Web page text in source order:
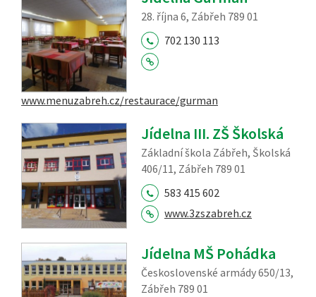
28. října 6, Zábřeh 789 01
702 130 113
www.menuzabreh.cz/restaurace/gurman
Jídelna III. ZŠ Školská
Základní škola Zábřeh, Školská
406/11, Zábřeh 789 01
583 415 602
www.3zszabreh.cz
Jídelna MŠ Pohádka
Československé armády 650/13,
Zábřeh 789 01